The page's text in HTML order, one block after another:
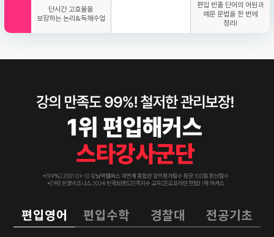
단시간 고효율을
보장하는 논리&독해수업
편입 빈출 단어의 어원과
예문 문법을 한 번에
정리!
편입영어 편입수학 경찰대 전공기초